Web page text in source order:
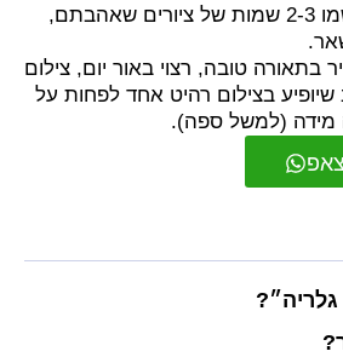
של הקיר שלכם ורשמו 2-3 שמות של ציורים שאהבתם,
טובה, רצוי באור יום, צילום
שיופיע בצילום רהיט אחד לפחות על
מידה (למשל ספה).